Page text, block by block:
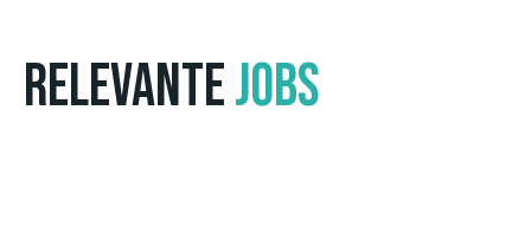
Relevantejobs